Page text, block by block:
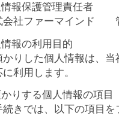
報保護管理責任者
会社ファーマインド
報の利用目的
かりした個人情報は、
利用します。
りする個人情報の項目
続きでは、以下の項目